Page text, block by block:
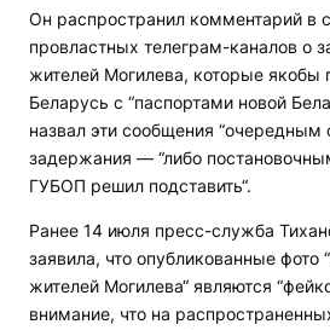
Он распространил комментарий в
провластных телеграм-каналов о
жителей Могилева, которые якобы
Беларусь с “паспортами новой
назвал эти сообщения “очередным
задержания — “либо
ГУБОП решил подставить“.
Ранее 14 июля пресс-служба
заявила, что опубликованные фото
жителей Могилева“ являются
внимание, что на